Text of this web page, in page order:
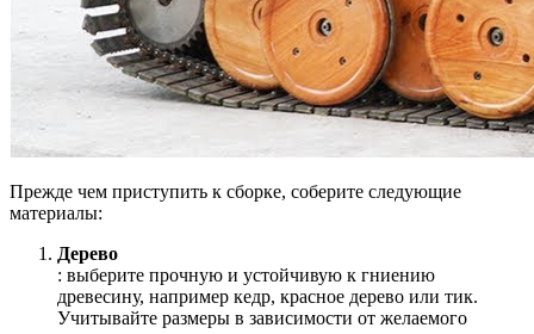
Прежде чем приступить к сборке, соберите следующие
материалы:
Дерево
: выберите прочную и устойчивую к гниению
древесину, например кедр, красное дерево или тик.
Учитывайте размеры в зависимости от желаемого